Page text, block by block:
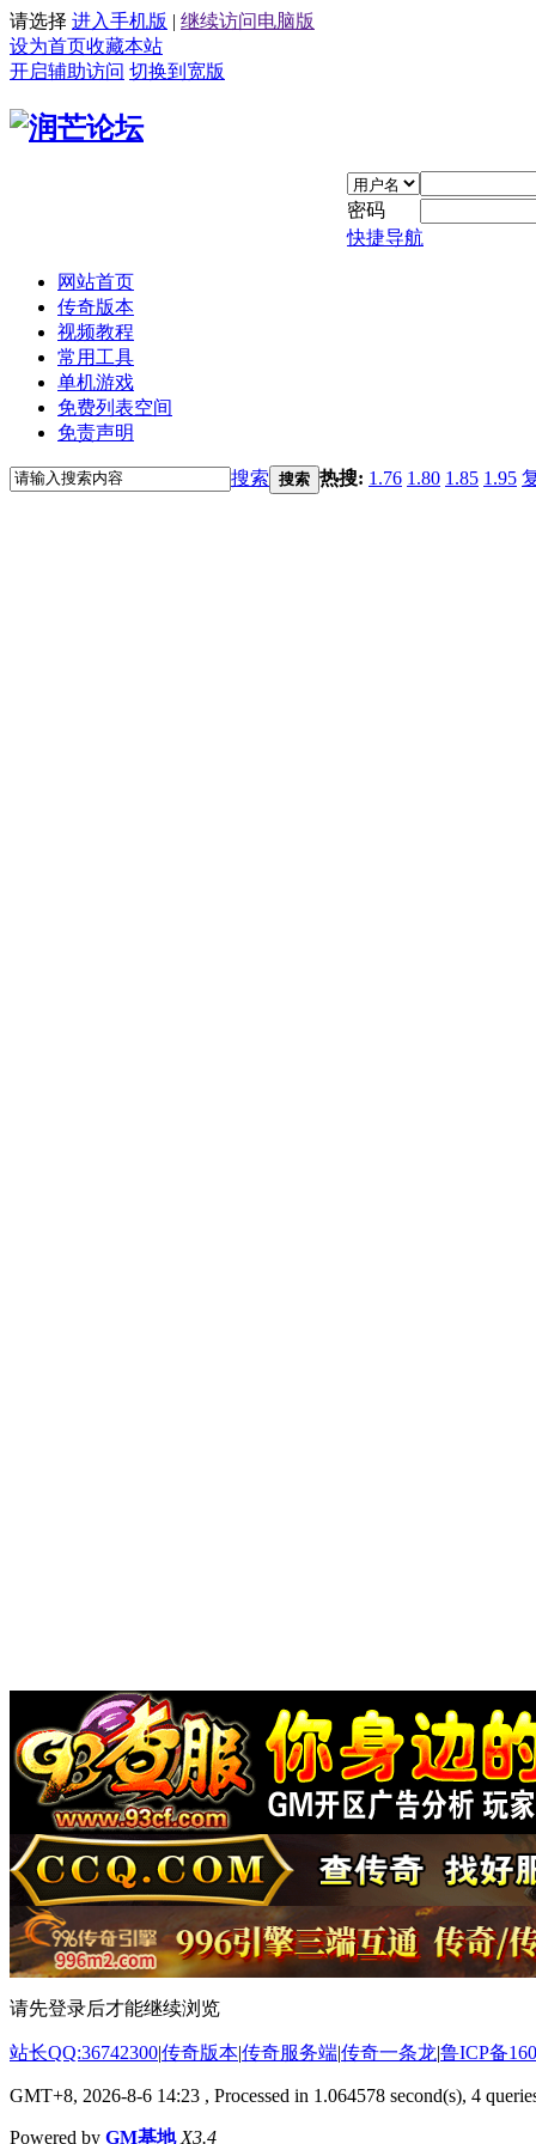
请选择 进入手机版 | 继续访问电脑版
设为首页收藏本站
开启辅助访问 切换到宽版
密码
快捷导航
网站首页
传奇版本
视频教程
常用工具
单机游戏
免费列表空间
免责声明
搜索 搜索 热搜: 1.76 1.80 1.85 1.95
请先登录后才能继续浏览
站长QQ:36742300|传奇版本|传奇服务端|传奇一条龙|鲁ICP备
GMT+8, 2026-8-6 14:23 , Processed in 1.064578 second(s), 4
Powered by GM基地 X3.4